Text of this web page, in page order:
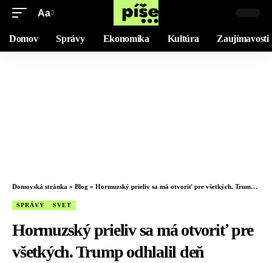
Aa
Domov Správy Ekonomika Kultúra Zaujímavosti
Domovská stránka » Blog » Hormuzský prieliv sa má otvoriť pre všetkých. Trump odhlalil deň podpísania dohody medzi USA a Iránom
SPRÁVY SVET
Hormuzský prieliv sa má otvoriť pre
všetkých. Trump odhlalil deň